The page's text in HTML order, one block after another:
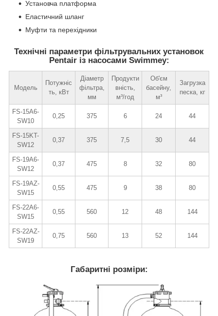
Установча платформа
Еластичний шланг
Муфти та перехідники
Технічні параметри фільтрувальних установок
Pentair із насосами Swimmey:
Модель
Потужніс
ть, кВт
Діаметр
фільтра,
мм
Продукти
вність,
м³/год
Об'єм
басейну,
м³
Загрузка
песка, кг
FS-15A6-
SW10
0,25 375 6 24 44
FS-15KT-
SW12
0,37 375 7,5 30 44
FS-19A6-
SW12
0,37 475 8 32 80
FS-19AZ-
SW15
0,55 475 9 38 80
FS-22A6-
SW15
0,55 560 12 48 144
FS-22AZ-
SW19
0,75 560 13 52 144
Габаритні розміри: